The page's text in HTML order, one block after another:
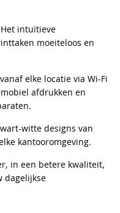
intuïtieve
moeiteloos en
elke locatie via Wi-Fi
afdrukken en
witte designs van
kantooromgeving.
in een betere kwaliteit,
dagelijkse